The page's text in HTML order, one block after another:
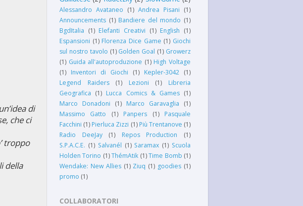
di
che ci
troppo
della
Alessandro Avataneo (1) Andrea Pisani (1)
Announcements (1) Bandiere del mondo (1)
BgdItalia (1) Elefanti Creativi (1) English (1)
Espansioni (1) Florenza Dice Game (1) Giochi
sul nostro tavolo (1) Golden Goal (1) Growerz
(1) Guida all'autoproduzione (1) High Voltage
(1) Inventori di Giochi (1) Kepler-3042 (1)
Legend Raiders
(1) Lezioni (1)
Libreria
Geografica (1) Lucca Comics & Games (1)
Marco Donadoni
(1) Marco Garavaglia
(1)
Massimo Gatto
(1) Panpers (1)
Pasquale
Facchini (1) Pierluca Zizzi (1) Più Trentanove (1)
Radio DeeJay
(1) Repos Production
(1)
S.P.A.C.E. (1) Salvanél (1) Saramax (1) Scuola
Holden Torino (1) ThémAtik (1) Time Bomb (1)
Wendake: New Allies (1) Ziuq (1) goodies (1)
promo (1)
COLLABORATORI